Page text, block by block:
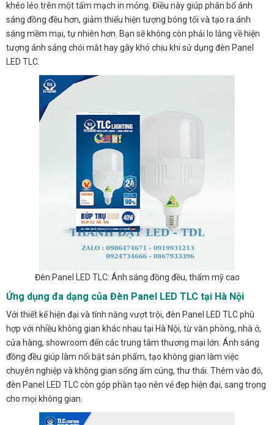
khéo léo trên một tấm mạch in mỏng. Điều này giúp phân bổ ánh
sáng đồng đều hơn, giảm thiểu hiện tượng bóng tối và tạo ra ánh
sáng mềm mại, tự nhiên hơn. Bạn sẽ không còn phải lo lắng về hiện
tượng ánh sáng chói mắt hay gây khó chịu khi sử dụng đèn Panel
LED TLC.
Đèn Panel LED TLC: Ánh sáng đồng đều, thẩm mỹ cao
Ứng dụng đa dạng của Đèn Panel LED TLC tại Hà Nội
Với thiết kế hiện đại và tính năng vượt trội, đèn Panel LED TLC phù
hợp với nhiều không gian khác nhau tại Hà Nội, từ văn phòng, nhà ở,
cửa hàng, showroom đến các trung tâm thương mại lớn. Ánh sáng
đồng đều giúp làm nổi bật sản phẩm, tạo không gian làm việc
chuyên nghiệp và không gian sống ấm cúng, thư thái. Thêm vào đó,
đèn Panel LED TLC còn góp phần tạo nên vẻ đẹp hiện đại, sang trọng
cho mọi không gian.